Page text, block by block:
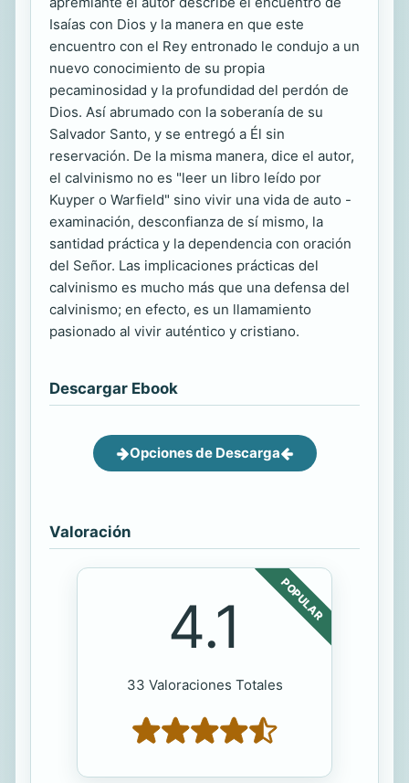
Isaías con Dios y la manera en que este
encuentro con el Rey entronado le condujo a un
nuevo conocimiento de su propia
pecaminosidad y la profundidad del perdón de
Dios. Así abrumado con la soberanía de su
Salvador Santo, y se entregó a Él sin
reservación. De la misma manera, dice el autor,
el calvinismo no es "leer un libro leído por
Kuyper o Warfield" sino vivir una vida de auto -
examinación, desconfianza de sí mismo, la
santidad práctica y la dependencia con oración
del Señor. Las implicaciones prácticas del
calvinismo es mucho más que una defensa del
calvinismo; en efecto, es un llamamiento
pasionado al vivir auténtico y cristiano.
Descargar Ebook
Opciones de Descarga
Valoración
POPULAR
4.1
33 Valoraciones Totales